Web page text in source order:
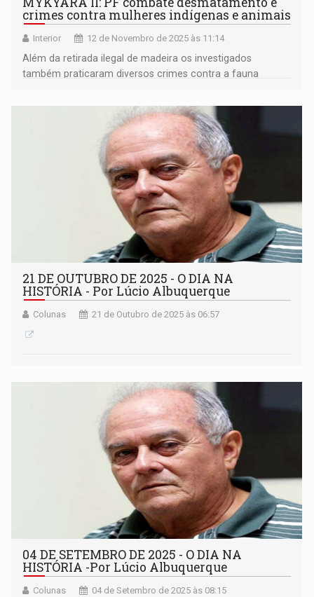
crimes contra mulheres indígenas e animais
Interior 12 de Novembro de 2025 às 11:14
Além da retirada ilegal de madeira os investigados
também praticaram diversos crimes contra a fauna
21 DE OUTUBRO DE 2025 - O DIA NA
HISTÓRIA - Por Lúcio Albuquerque
Colunas 21 de Outubro de 2025 às 06:57
04 DE SETEMBRO DE 2025 - O DIA NA
HISTÓRIA -Por Lúcio Albuquerque
Colunas 04 de Setembro de 2025 às 08:15